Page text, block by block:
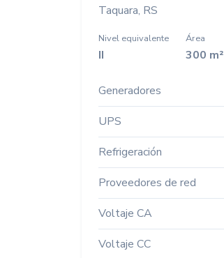
Taquara, RS
Nivel equivalente
II
Área
300 m²
Generadores
UPS
Refrigeración
Proveedores de red
Voltaje CA
Voltaje CC